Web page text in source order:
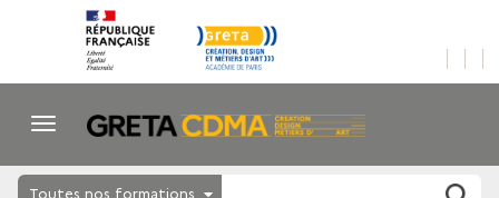
Toutes nos formations